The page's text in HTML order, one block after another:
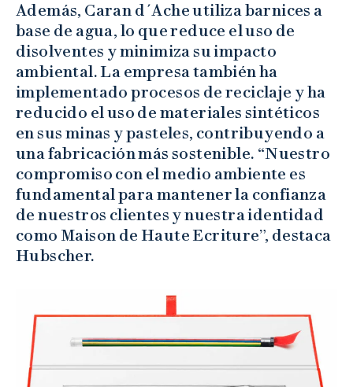
Además, Caran d´Ache utiliza barnices a
base de agua, lo que reduce el uso de
disolventes y minimiza su impacto
ambiental. La empresa también ha
implementado procesos de reciclaje y ha
reducido el uso de materiales sintéticos
en sus minas y pasteles, contribuyendo a
una fabricación más sostenible. “Nuestro
compromiso con el medio ambiente es
fundamental para mantener la confianza
de nuestros clientes y nuestra identidad
como Maison de Haute Ecriture”, destaca
Hubscher.